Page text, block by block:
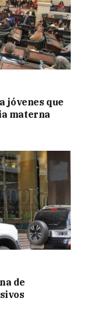
jóvenes que
materna
de